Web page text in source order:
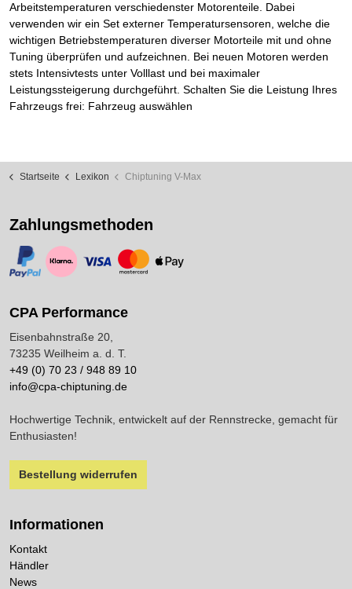
Arbeitstemperaturen verschiedenster Motorenteile. Dabei
verwenden wir ein Set externer Temperatursensoren, welche die
wichtigen Betriebstemperaturen diverser Motorteile mit und ohne
Tuning überprüfen und aufzeichnen. Bei neuen Motoren werden
stets Intensivtests unter Volllast und bei maximaler
Leistungssteigerung durchgeführt. Schalten Sie die Leistung Ihres
Fahrzeugs frei: Fahrzeug auswählen
Startseite Lexikon Chiptuning V-Max
Zahlungsmethoden
CPA Performance
Eisenbahnstraße 20,
73235 Weilheim a. d. T.
+49 (0) 70 23 / 948 89 10
info@cpa-chiptuning.de
Hochwertige Technik, entwickelt auf der Rennstrecke, gemacht für
Enthusiasten!
Bestellung widerrufen
Informationen
Kontakt
Händler
News